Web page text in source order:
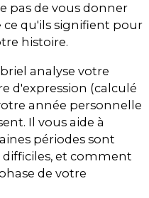
pas de vous donner
ce qu'ils signifient pour
histoire.
analyse votre
d'expression (calculé
année personnelle
Il vous aide à
périodes sont
et comment
de votre